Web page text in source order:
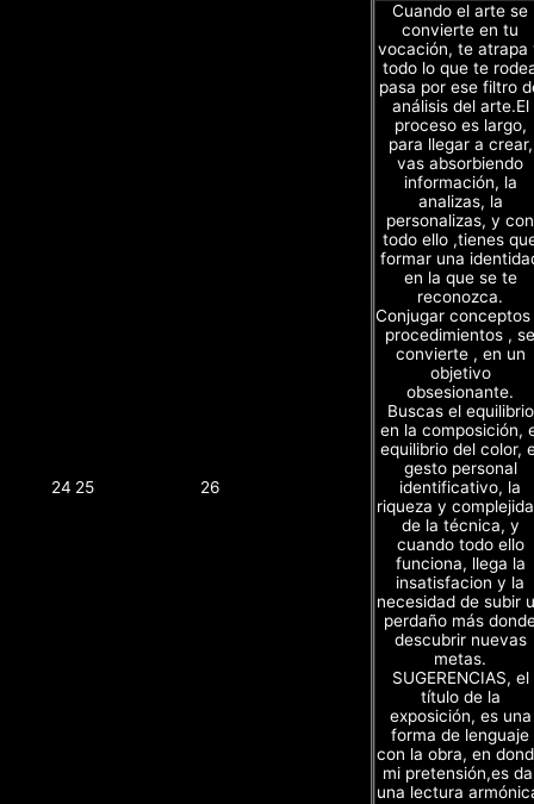
24 25 26
Cuando el arte se
convierte en tu
vocación, te atrapa
todo lo que te
pasa por ese filtro
análisis del arte.El
proceso es largo,
para llegar a crear,
vas absorbiendo
información, la
analizas, la
personalizas, y con
todo ello ,tienes
formar una
en la que se te
reconozca.
Conjugar
procedimientos , se
convierte , en un
objetivo
obsesionante.
Buscas el equilibrio
en la composición,
equilibrio del color,
gesto personal
identificativo, la
riqueza y
de la técnica, y
cuando todo ello
funciona, llega la
insatisfacion y la
necesidad de subir
perdaño más
descubrir nuevas
metas.
SUGERENCIAS, el
título de la
exposición, es una
forma de lenguaje
con la obra, en
mi pretensión,es
una lectura